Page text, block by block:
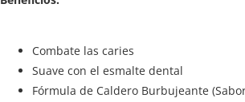
Combate las caries
Suave con el esmalte dental
Fórmula de Caldero Burbujeante